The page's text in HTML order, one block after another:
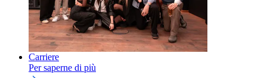
Carriere
Per saperne di più